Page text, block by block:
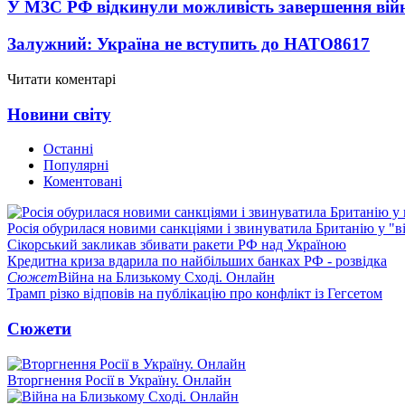
У МЗС РФ відкинули можливість завершення
Залужний: Україна не вступить до НАТО8617
Читати коментарі
Новини світу
Останні
Популярні
Коментовані
Росія обурилася новими санкціями і звинуватила Британію у
Сікорський закликав збивати ракети РФ над Україною
Кредитна криза вдарила по найбільших банках РФ - розвідка
СюжетВійна на Близькому Сході. Онлайн
Трамп різко відповів на публікацію про конфлікт із Гегсетом
Сюжети
Вторгнення Росії в Україну. Онлайн